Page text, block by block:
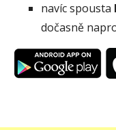
navíc spousta
dočasně